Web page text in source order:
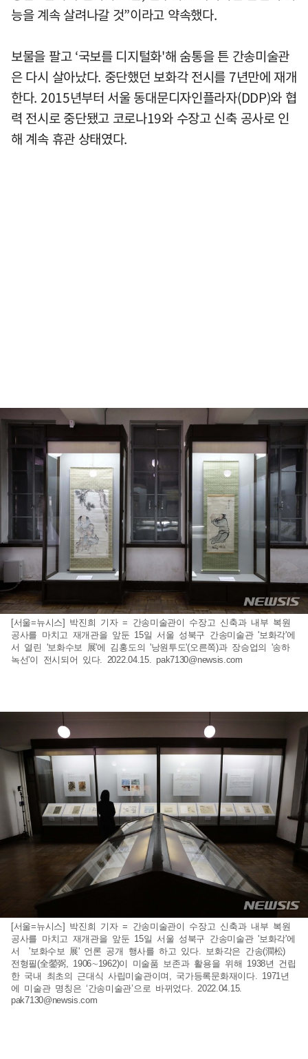
능을 계속 살려나갈 것”이라고 약속했다.
보물을 팔고 ‘국보를 디지털화'해 숨통을 튼 간송미술관
은 다시 살아났다. 중단했던 보화각 전시를 7년만에 재개
한다. 2015년부터 서울 동대문디자인플라자(DDP)와 협
력 전시로 중단됐고 코로나19와 수장고 신축 공사로 인
해 계속 휴관 상태였다.
[서울=뉴시스] 박진희 기자 = 간송미술관이 수장고 신축과 내부 복원
공사를 마치고 재개관을 앞둔 15일 서울 성북구 간송미술관 '보화각'에
서 열린 '보화수보 展'에 김홍도의 '낭원투도'(오른쪽)과 장승업의 '송하
녹선'이 전시되어 있다. 2022.04.15.pak7130@newsis.com
[서울=뉴시스] 박진희 기자 = 간송미술관이 수장고 신축과 내부 복원
공사를 마치고 재개관을 앞둔 15일 서울 성북구 간송미술관 '보화각'에
서 '보화수보 展' 언론 공개 행사를 하고 있다. 보화각은 간송(澗松)
전형필(全鎣弼, 1906∼1962)이 미술품 보존과 활용을 위해 1938년 건립
한 국내 최초의 근대식 사립미술관이며, 국가등록문화재이다. 1971년
에 미술관 명칭은 ‘간송미술관’으로 바뀌었다. 2022.04.15.
pak7130@newsis.com